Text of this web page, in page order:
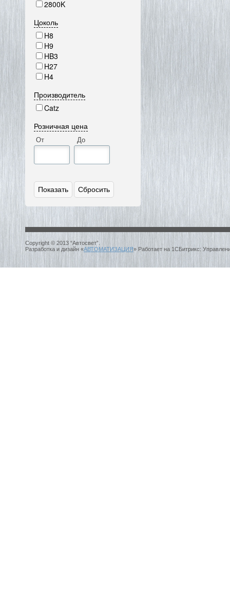
2800K
Цоколь
H8
H9
HB3
H27
H4
Производитель
Catz
Розничная цена
От До
Copyright © 2013 “Автосвет”.
Разработка и дизайн «АВТОМАТИЗАЦИЯ» Работает на 1СБитрикс: